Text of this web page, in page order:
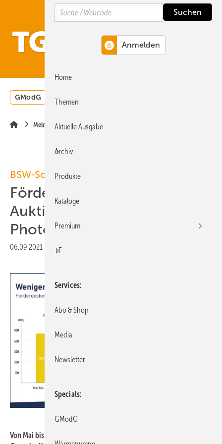
Hauptinhalt
Hauptmenü
SiteSearch
GModG Wärmepumpe
Meldungen
BSW-Solar
Förderdeckel und
Auktionspflicht bremsen
Photovoltaik-Zubau
06.09.2021 Druckvorschau
Von Mai bis Juli 2021 ist der Photovoltaik-Zubau auf
Search
Home
Themen
Aktuelle Ausgabe
Archiv
Produkte
Kataloge
Premium
+E
Services
Abo & Shop
Media
Newsletter
Specials
GModG